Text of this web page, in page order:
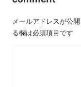
メールアドレスが公
る欄は必須項目です